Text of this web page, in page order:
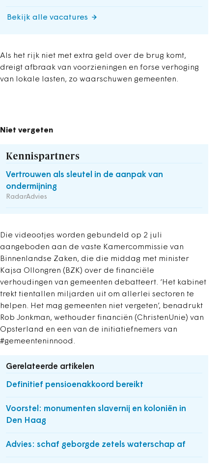
Bekijk alle vacatures
Als het rijk niet met extra geld over de brug komt,
dreigt afbraak van voorzieningen en forse verhoging
van lokale lasten, zo waarschuwen gemeenten.
Niet vergeten
Kennispartners
Vertrouwen als sleutel in de aanpak van
ondermijning
RadarAdvies
Die videootjes worden gebundeld op 2 juli
aangeboden aan de vaste Kamercommissie van
Binnenlandse Zaken, die die middag met minister
Kajsa Ollongren (BZK) over de financiële
verhoudingen van gemeenten debatteert. ‘Het kabinet
trekt tientallen miljarden uit om allerlei sectoren te
helpen. Het mag gemeenten niet vergeten’, benadrukt
Rob Jonkman, wethouder financiën (ChristenUnie) van
Opsterland en een van de initiatiefnemers van
#gemeenteninnood.
Gerelateerde artikelen
Definitief pensioenakkoord bereikt
Voorstel: monumenten slavernij en koloniën in
Den Haag
Advies: schaf geborgde zetels waterschap af